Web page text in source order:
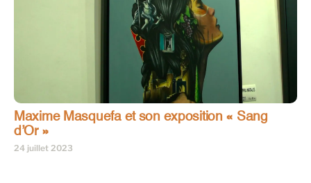
Maxime Masquefa et son exposition « Sang
d’Or »
24 juillet 2023